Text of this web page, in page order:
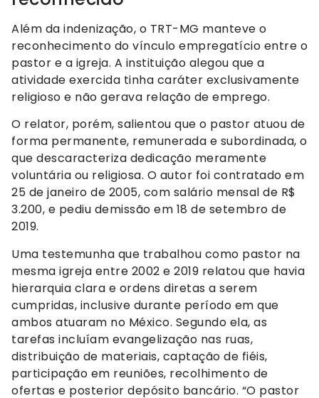
Além da indenização, o TRT-MG manteve o
reconhecimento do vínculo empregatício entre o
pastor e a igreja. A instituição alegou que a
atividade exercida tinha caráter exclusivamente
religioso e não gerava relação de emprego.
O relator, porém, salientou que o pastor atuou de
forma permanente, remunerada e subordinada, o
que descaracteriza dedicação meramente
voluntária ou religiosa. O autor foi contratado em
25 de janeiro de 2005, com salário mensal de R$
3.200, e pediu demissão em 18 de setembro de
2019.
Uma testemunha que trabalhou como pastor na
mesma igreja entre 2002 e 2019 relatou que havia
hierarquia clara e ordens diretas a serem
cumpridas, inclusive durante período em que
ambos atuaram no México. Segundo ela, as
tarefas incluíam evangelização nas ruas,
distribuição de materiais, captação de fiéis,
participação em reuniões, recolhimento de
ofertas e posterior depósito bancário. “O pastor